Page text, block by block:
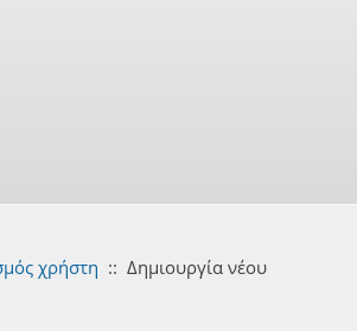
χρήστη :: Δημιουργία νέου